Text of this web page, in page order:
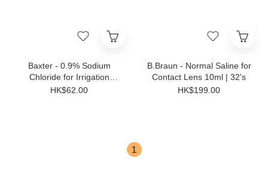
Baxter - 0.9% Sodium
Chloride for Irrigation
1000ml
HK$62.00
B.Braun - Normal Saline for
Contact Lens 10ml | 32's
HK$199.00
1